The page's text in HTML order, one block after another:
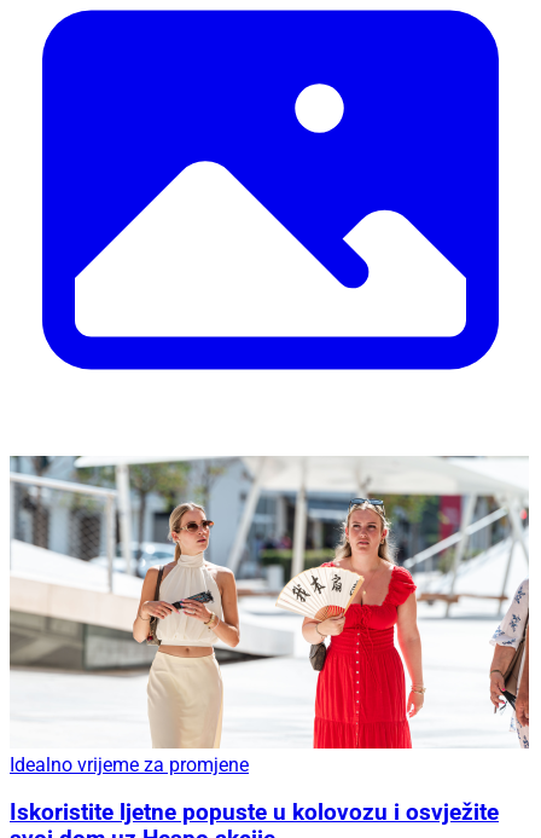
Idealno vrijeme za promjene
Iskoristite ljetne popuste u kolovozu i osvježite